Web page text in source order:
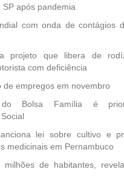
após pandemia
com onda de contágios
projeto que libera de
com deficiência
de empregos em novembro
do Bolsa Família é
lei sobre cultivo e
medicinais em Pernambuco
milhões de habitantes,